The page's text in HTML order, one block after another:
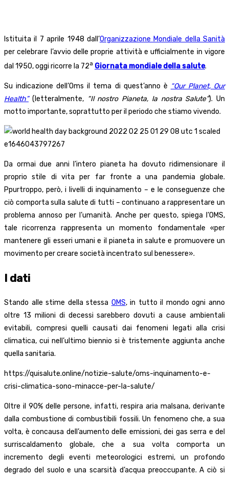
Istituita il 7 aprile 1948 dall’Organizzazione Mondiale della Sanità
per celebrare l’avvio delle proprie attività e ufficialmente in vigore
dal 1950, oggi ricorre la 72a Giornata mondiale della salute.
Su indicazione dell’Oms il tema di quest’anno è “Our Planet, Our
Health”(letteralmente, “Il nostro Pianeta, la nostra Salute”). Un
motto importante, soprattutto per il periodo che stiamo vivendo.
Da ormai due anni l’intero pianeta ha dovuto ridimensionare il
proprio stile di vita per far fronte a una pandemia globale.
Ppurtroppo, però, i livelli di inquinamento – e le conseguenze che
ciò comporta sulla salute di tutti – continuano a rappresentare un
problema annoso per l’umanità. Anche per questo, spiega l’OMS,
tale ricorrenza rappresenta un momento fondamentale «per
mantenere gli esseri umani e il pianeta in salute e promuovere un
movimento per creare società incentrato sul benessere».
I dati
Stando alle stime della stessa OMS, in tutto il mondo ogni anno
oltre 13 milioni di decessi sarebbero dovuti a cause ambientali
evitabili, compresi quelli causati dai fenomeni legati alla crisi
climatica, cui nell’ultimo biennio si è tristemente aggiunta anche
quella sanitaria.
https://quisalute.online/notizie-salute/oms-inquinamento-e-
crisi-climatica-sono-minacce-per-la-salute/
Oltre il 90% delle persone, infatti, respira aria malsana, derivante
dalla combustione di combustibili fossili. Un fenomeno che, a sua
volta, è concausa dell’aumento delle emissioni, dei gas serra e del
surriscaldamento globale, che a sua volta comporta un
incremento degli eventi meteorologici estremi, un profondo
degrado del suolo e una scarsità d’acqua preoccupante. A ciò si